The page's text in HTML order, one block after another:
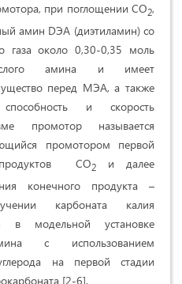
при поглощении CO2,
амин DЭA (диэтиламин) со
газа около 0,30-0,35 моль
амина и имеет
перед МЭА, а также
и скорость
промотор называется
промотором первой
CO2и далее
конечного продукта –
карбоната калия
в модельной установке
с использованием
на первой стадии
[2-6].